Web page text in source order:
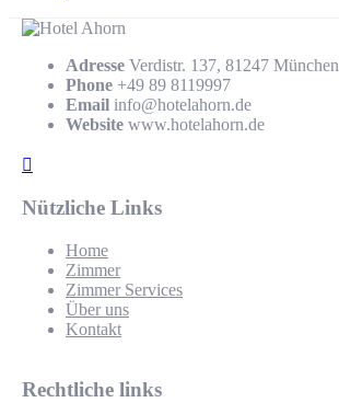
Adresse Verdistr. 137, 81247 München
Phone +49 89 8119997
Email info@hotelahorn.de
Website www.hotelahorn.de
Nützliche Links
Home
Zimmer
Zimmer Services
Über uns
Kontakt
Rechtliche links